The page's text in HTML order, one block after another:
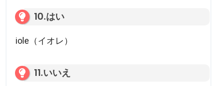
10.はい
iole（イオレ）
11.いいえ